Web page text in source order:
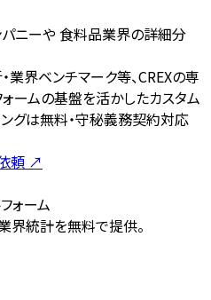
ニーや 食料品業界の詳細分
業界ベンチマーク等、CREXの専
ームの基盤を活かしたカスタム
グは無料・守秘義務契約対応
頼 ↗
ォーム
界統計を無料で提供。